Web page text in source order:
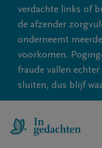
verdachte links of
de afzender
onderneemt
voorkomen.
fraude vallen
sluiten, dus blijf